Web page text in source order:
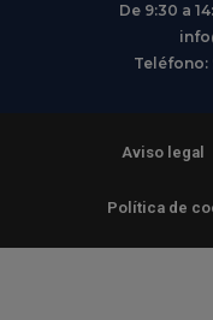
De 9:30 a
Teléfono:
Aviso legal
Política de